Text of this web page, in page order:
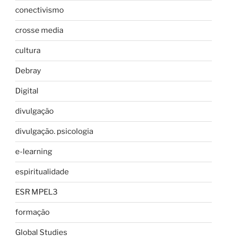
conectivismo
crosse media
cultura
Debray
Digital
divulgação
divulgação. psicologia
e-learning
espiritualidade
ESR MPEL3
formação
Global Studies